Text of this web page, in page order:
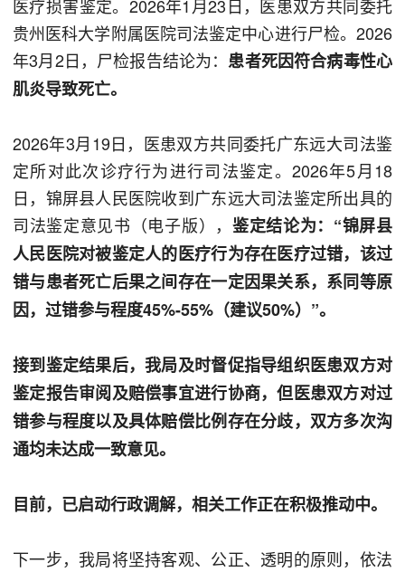
医疗损害鉴定。2026年1月23日，医患双方共同委托
贵州医科大学附属医院司法鉴定中心进行尸检。2026
年3月2日，尸检报告结论为： 患者死因符合病毒性心
肌炎导致死亡。
2026年3月19日，医患双方共同委托广东远大司法鉴
定所对此次诊疗行为进行司法鉴定。2026年5月18
日，锦屏县人民医院收到广东远大司法鉴定所出具的
司法鉴定意见书（电子版）， 鉴定结论为：“锦屏县
人民医院对被鉴定人的医疗行为存在医疗过错，该过
错与患者死亡后果之间存在一定因果关系，系同等原
因，过错参与程度45%-55%（建议50%）”。
接到鉴定结果后，我局及时督促指导组织医患双方对
鉴定报告审阅及赔偿事宜进行协商，但医患双方对过
错参与程度以及具体赔偿比例存在分歧，双方多次沟
通均未达成一致意见。
目前，已启动行政调解，相关工作正在积极推动中。
下一步，我局将坚持客观、公正、透明的原则，依法